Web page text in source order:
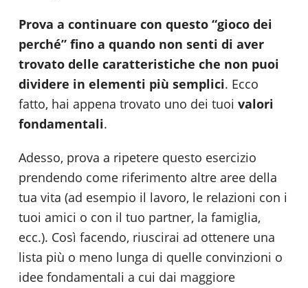
Prova a continuare con questo “gioco dei
perché” fino a quando non senti di aver
trovato delle caratteristiche che non puoi
dividere in elementi più semplici. Ecco
fatto, hai appena trovato uno dei tuoi valori
fondamentali.
Adesso, prova a ripetere questo esercizio
prendendo come riferimento altre aree della
tua vita (ad esempio il lavoro, le relazioni con i
tuoi amici o con il tuo partner, la famiglia,
ecc.). Così facendo, riuscirai ad ottenere una
lista più o meno lunga di quelle convinzioni o
idee fondamentali a cui dai maggiore